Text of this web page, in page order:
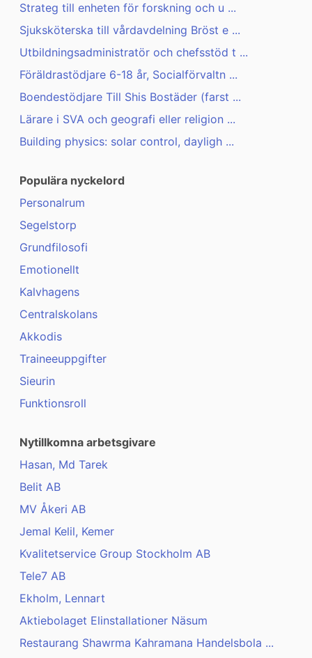
Strateg till enheten för forskning och u ...
Sjuksköterska till vårdavdelning Bröst e ...
Utbildningsadministratör och chefsstöd t ...
Föräldrastödjare 6-18 år, Socialförvaltn ...
Boendestödjare Till Shis Bostäder (farst ...
Lärare i SVA och geografi eller religion ...
Building physics: solar control, dayligh ...
Populära nyckelord
Personalrum
Segelstorp
Grundfilosofi
Emotionellt
Kalvhagens
Centralskolans
Akkodis
Traineeuppgifter
Sieurin
Funktionsroll
Nytillkomna arbetsgivare
Hasan, Md Tarek
Belit AB
MV Åkeri AB
Jemal Kelil, Kemer
Kvalitetservice Group Stockholm AB
Tele7 AB
Ekholm, Lennart
Aktiebolaget Elinstallationer Näsum
Restaurang Shawrma Kahramana Handelsbola ...